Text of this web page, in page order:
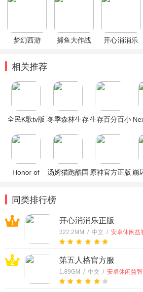
梦幻西游 捕鱼大作战 开心消消乐
相关推荐
全民K歌tv版 冬季森林生存生存百分百小
Honor of
汤姆猫跑酷国 原神官方正版 崩
同类排行榜
1 开心消消乐正版
322.2MM / 中文 / 安卓休闲益
2 第五人格官方服
1.89GM / 中文 / 安卓休闲益智